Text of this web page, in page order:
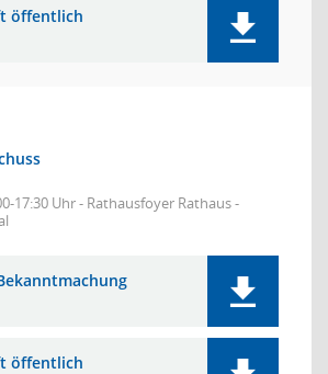
öffentlich
17:30 Uhr - Rathausfoyer Rathaus -
öffentlich